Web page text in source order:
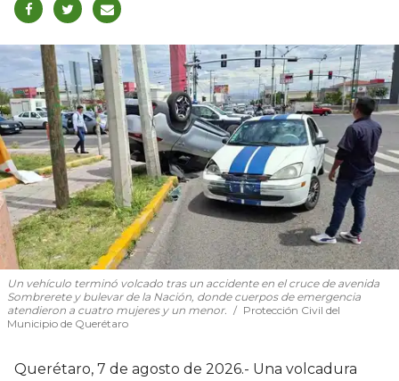
Un vehículo terminó volcado tras un accidente en el cruce de avenida
Sombrerete y bulevar de la Nación, donde cuerpos de emergencia
atendieron a cuatro mujeres y un menor.
Protección Civil del
Municipio de Querétaro
Querétaro, 7 de agosto de 2026.- Una volcadura